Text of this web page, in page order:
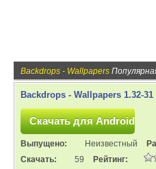
Backdrops - Wallpapers
Backdrops - Wallpapers 1.32-31
Выпущено: Неизвестный
Скачать:
59
Рейтинг: